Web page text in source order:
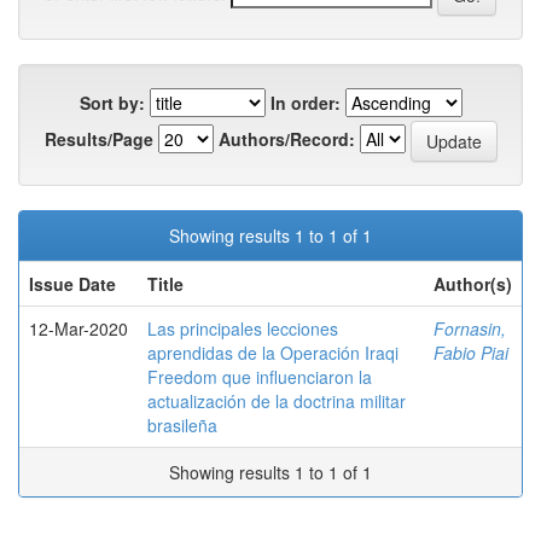
Sort by:
In order:
Results/Page
Authors/Record:
Showing results 1 to 1 of 1
Issue Date
Title
Author(s)
12-Mar-2020
Las principales lecciones
aprendidas de la Operación Iraqi
Freedom que influenciaron la
actualización de la doctrina militar
brasileña
Fornasin,
Fabio Piai
Showing results 1 to 1 of 1